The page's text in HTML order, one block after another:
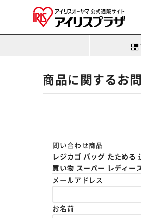
商品に関するお
問い合わせ商品
レジカゴ バッグ たためる
買い物 スーパー レディー
メールアドレス
お名前